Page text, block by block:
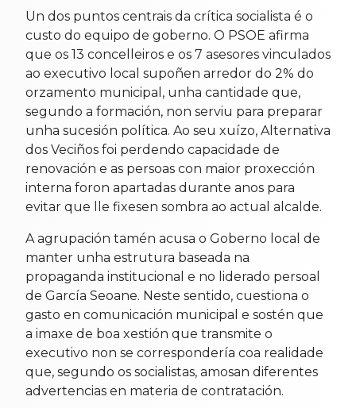
Un dos puntos centrais da crítica socialista é o
custo do equipo de goberno. O PSOE afirma
que os 13 concelleiros e os 7 asesores vinculados
ao executivo local supoñen arredor do 2% do
orzamento municipal, unha cantidade que,
segundo a formación, non serviu para preparar
unha sucesión política. Ao seu xuízo, Alternativa
dos Veciños foi perdendo capacidade de
renovación e as persoas con maior proxección
interna foron apartadas durante anos para
evitar que lle fixesen sombra ao actual alcalde.
A agrupación tamén acusa o Goberno local de
manter unha estrutura baseada na
propaganda institucional e no liderado persoal
de García Seoane. Neste sentido, cuestiona o
gasto en comunicación municipal e sostén que
a imaxe de boa xestión que transmite o
executivo non se correspondería coa realidade
que, segundo os socialistas, amosan diferentes
advertencias en materia de contratación.